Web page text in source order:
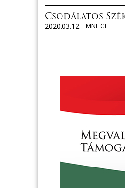
Csodálatos
2020.03.12.
MNL OL